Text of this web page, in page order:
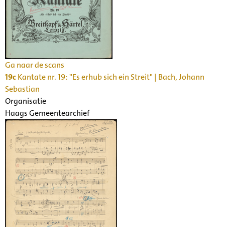
Ga naar de scans
19cKantate nr. 19: "Es erhub sich ein Streit" | Bach, Johann
Sebastian
Organisatie
Haags Gemeentearchief